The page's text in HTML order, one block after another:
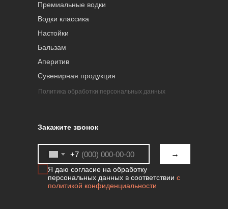
Премиальные водки
Водки классика
Настойки
Бальзам
Аперитив
Сувенирная продукция
Политика обработки персональных данных
+7
Я даю согласие на обработку
персональных данных в соответствии с
политикой конфиденциальности
→
Закажите звонок